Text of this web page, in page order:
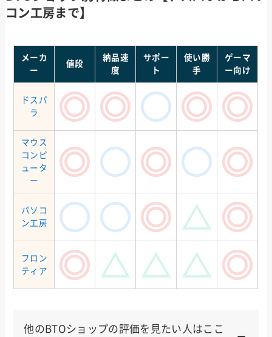
コン工房まで】
メーカ
ー
値段
納品速
度
サポー
ト
使い勝
手
ゲーマ
ー向け
ドスパ
ラ
マウス
コンピ
ュータ
ー
パソコ
ン工房
フロン
ティア
他のBTOショップの評価を見たい人はここ